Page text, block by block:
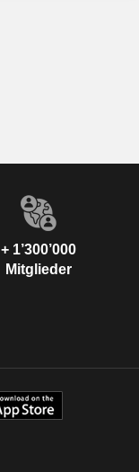
+ 1’300’000
Mitglieder